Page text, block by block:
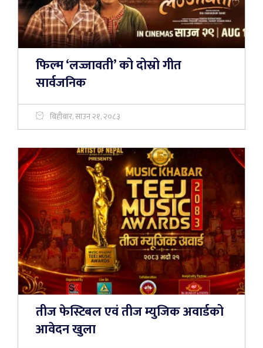
फिल्म ‘लज्जावती’ को दोस्रो गीत
सार्वजनिक
बिहीबार, साउन २१, २०८३
तीज फेस्टिबल एवं तीज म्युजिक अवार्डको
आवेदन खुला